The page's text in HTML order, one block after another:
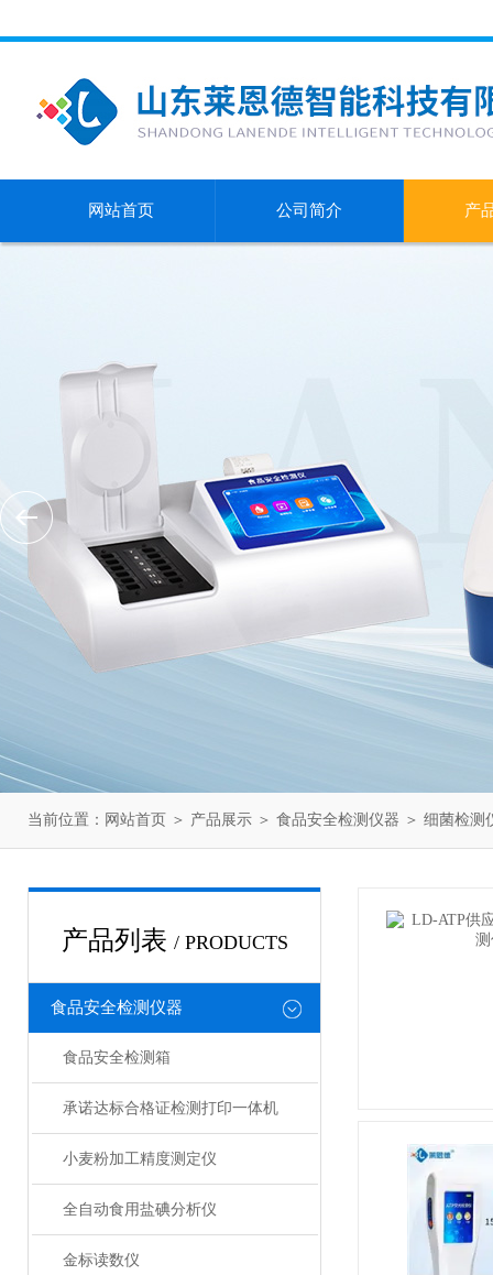
网站首页 公司简介 产
当前位置： 网站首页 ＞ 产品展示 ＞ 食品安全检测仪器 ＞ 细菌检测
产品列表 / PRODUCTS
食品安全检测仪器
食品安全检测箱
承诺达标合格证检测打印一体机
小麦粉加工精度测定仪
全自动食用盐碘分析仪
金标读数仪